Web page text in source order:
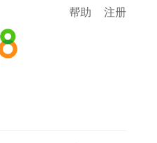
帮助 注册